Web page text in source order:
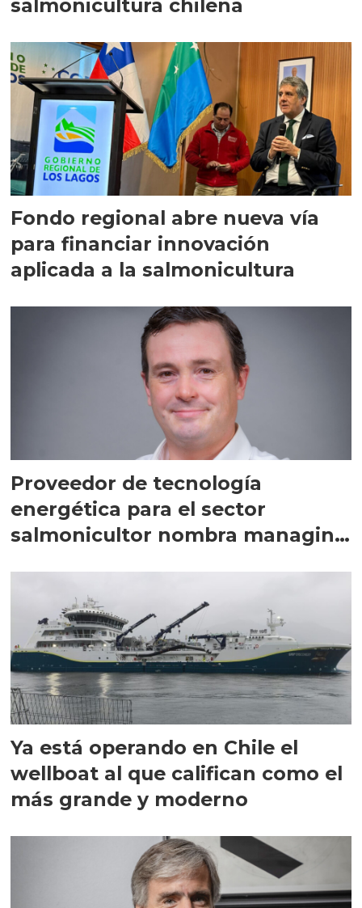
salmonicultura chilena
Fondo regional abre nueva vía
para financiar innovación
aplicada a la salmonicultura
Proveedor de tecnología
energética para el sector
salmonicultor nombra managing
Ya está operando en Chile el
wellboat al que califican como el
más grande y moderno